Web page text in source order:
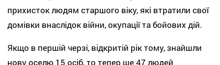
прихисток людям старшого віку, які втратили свої
домівки внаслідок війни, окупації та бойових дій.
Якщо в першій черзі, відкритій рік тому, знайшли
нову оселю 15 осіб, то тепер ще 47 людей